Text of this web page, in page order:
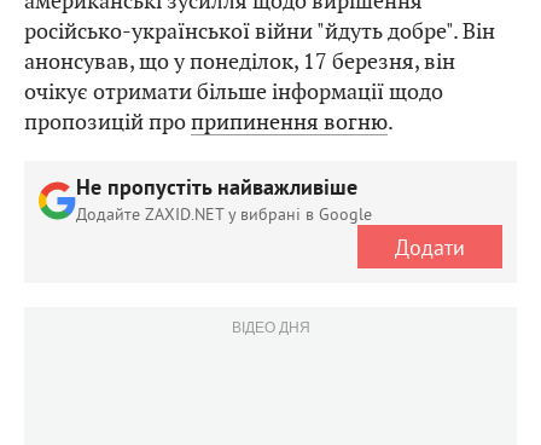
російсько-української війни "йдуть добре". Він
анонсував, що у понеділок, 17 березня, він
очікує отримати більше інформації щодо
пропозицій проприпинення вогню.
Не пропустіть найважливіше
Додайте ZAXID.NET у вибрані в Google
Додати
ВІДЕО ДНЯ